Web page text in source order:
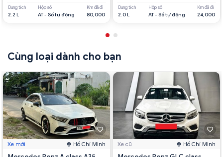
Dung tích
2.2 L
Hộp số
AT - Số tự động
Km đã đi
80,000
Dung tích
2.0 L
Hộp số
AT - Số tự động
Km đã đi
24,000
Cùng loại dành cho bạn
Xe mới Hồ Chí Minh Xe cũ Hồ Chí Minh